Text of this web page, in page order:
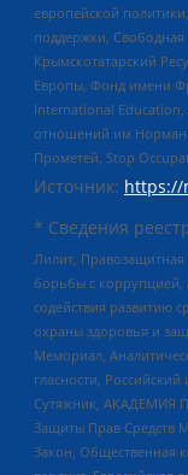
европейской
поддержки,
Крымскотатарский
Европы, Фонд имени
International
отношений им
Прометей, Stop
Источник: https://
* Сведения
Лилит,
борьбы с коррупцией,
содействия развитию
охраны здоровья и
Мемориал,
гласности,
Сутяжник, АКАДЕМИЯ
Защиты Прав Средств
Закон, Общественная